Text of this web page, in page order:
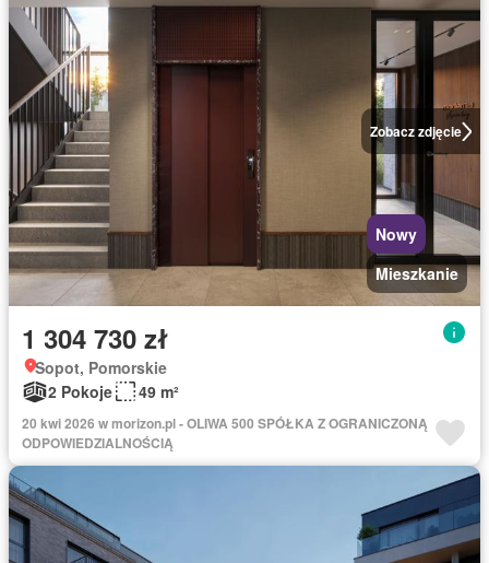
Zobacz zdjęcie
Nowy
Mieszkanie
1 304 730 zł
Sopot, Pomorskie
2 Pokoje
49 m²
20 kwi 2026 w morizon.pl - OLIWA 500 SPÓŁKA Z OGRANICZONĄ
ODPOWIEDZIALNOŚCIĄ